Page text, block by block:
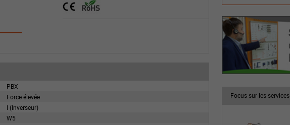
Focus sur les services
PBX
Force élevée
I (Inverseur)
W5